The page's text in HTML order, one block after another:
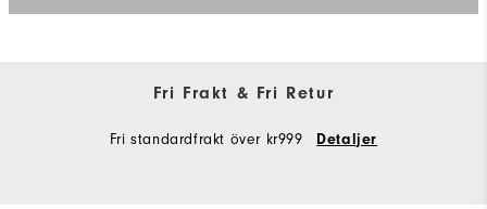
Fri Frakt & Fri Retur
Fri standardfrakt över kr999 Detaljer